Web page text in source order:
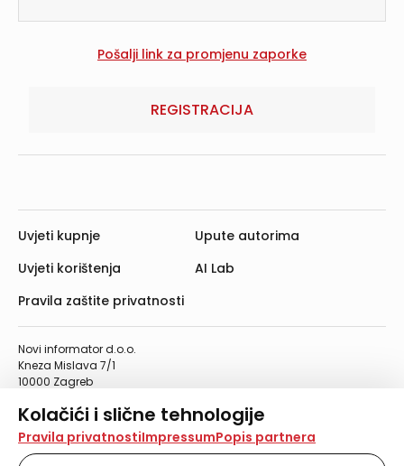
Kolačići i slične tehnologije
Na našoj web stranici koristimo kolačiće i slične
tehnologije za pohranu, čitanje i obradu informacija na
Pravila privatnostiImpressumPopis partnera
REGISTRACIJA
Novi informator d.o.o.
Kneza Mislava 7/1
10000 Zagreb
Telefaks: 01/4612-553
info@informator.hr
Uvjeti kupnje
Uvjeti korištenja
Pravila zaštite privatnosti
Upute autorima
AI Lab